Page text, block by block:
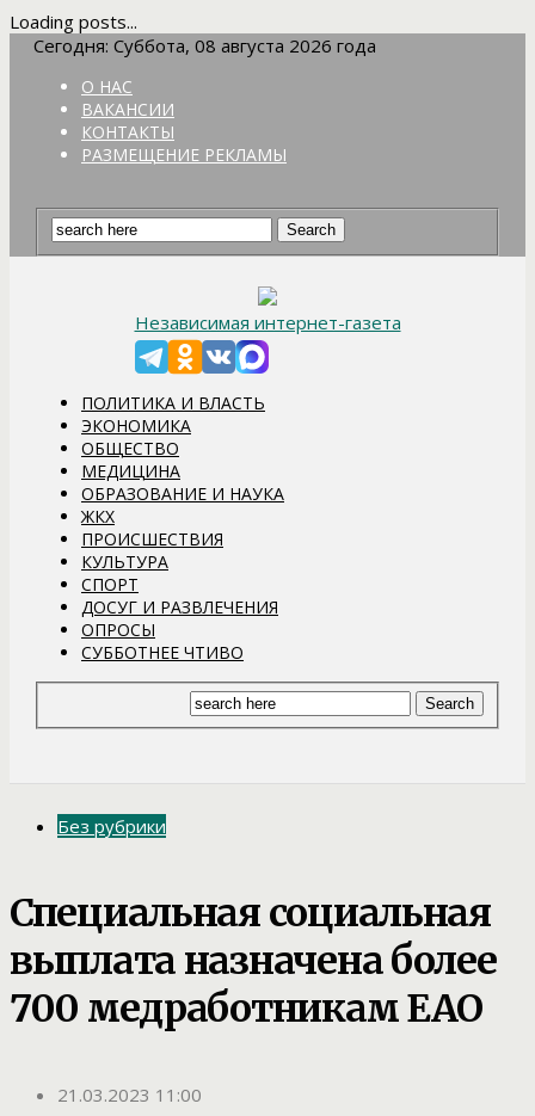
Loading posts...
Сегодня: Суббота, 08 августа 2026 года
О НАС
ВАКАНСИИ
КОНТАКТЫ
РАЗМЕЩЕНИЕ РЕКЛАМЫ
Независимая интернет-газета
ПОЛИТИКА И ВЛАСТЬ
ЭКОНОМИКА
ОБЩЕСТВО
МЕДИЦИНА
ОБРАЗОВАНИЕ И НАУКА
ЖКХ
ПРОИСШЕСТВИЯ
КУЛЬТУРА
СПОРТ
ДОСУГ И РАЗВЛЕЧЕНИЯ
ОПРОСЫ
СУББОТНЕЕ ЧТИВО
Без рубрики
Специальная социальная
выплата назначена более
700 медработникам ЕАО
21.03.2023 11:00